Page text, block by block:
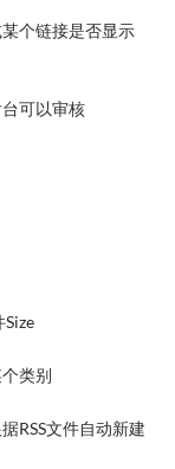
个链接是否显示
可以审核
类别
RSS文件自动新建